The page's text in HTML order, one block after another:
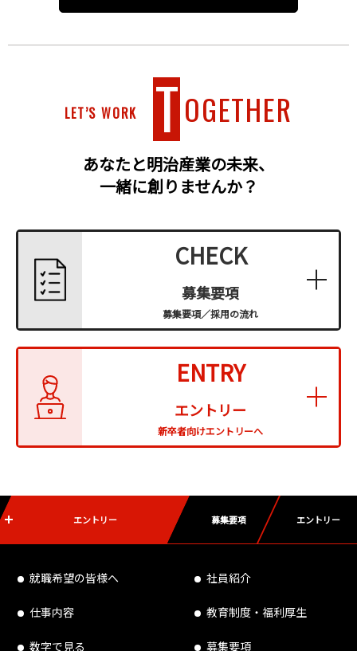
LET’S WORK TOGETHER
あなたと明治産業の未来、
一緒に創りませんか？
CHECK
募集要項
募集要項／採⽤の流れ
ENTRY
エントリー
新卒者向けエントリーへ
就職希望の皆様へ 社員紹介
仕事内容 教育制度・福利厚生
数字で⾒る 募集要項
エントリー 募集要項 エントリー